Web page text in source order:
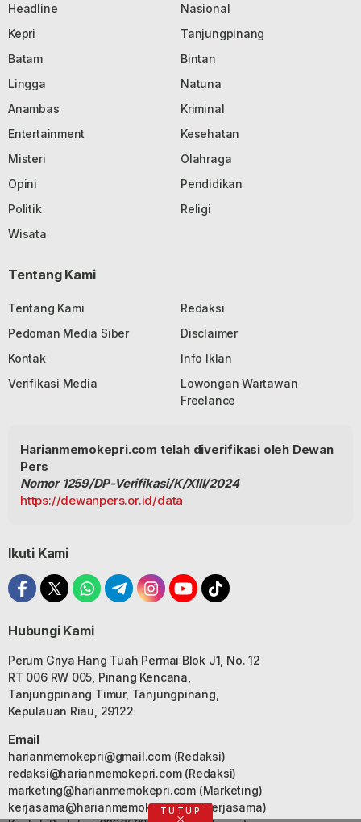
Headline
Nasional
Kepri
Tanjungpinang
Batam
Bintan
Lingga
Natuna
Anambas
Kriminal
Entertainment
Kesehatan
Misteri
Olahraga
Opini
Pendidikan
Politik
Religi
Wisata
Tentang Kami
Tentang Kami
Redaksi
Pedoman Media Siber
Disclaimer
Kontak
Info Iklan
Verifikasi Media
Lowongan Wartawan
Freelance
Harianmemokepri.com telah diverifikasi oleh Dewan
Pers
Nomor 1259/DP-Verifikasi/K/XIII/2024
https://dewanpers.or.id/data
Ikuti Kami
Hubungi Kami
Perum Griya Hang Tuah Permai Blok J1, No. 12
RT 006 RW 005, Pinang Kencana,
Tanjungpinang Timur, Tanjungpinang,
Kepulauan Riau, 29122
Email
harianmemokepri@gmail.com(Redaksi)
redaksi@harianmemokepri.com(Redaksi)
marketing@harianmemokepri.com(Marketing)
kerjasama@harianmemokepri.com(Kerjasama)
TUTUP